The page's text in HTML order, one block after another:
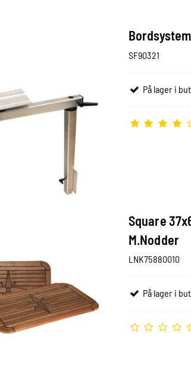
SF90321
På lager i
Square
M.Nodder
LNK75880010
På lager i